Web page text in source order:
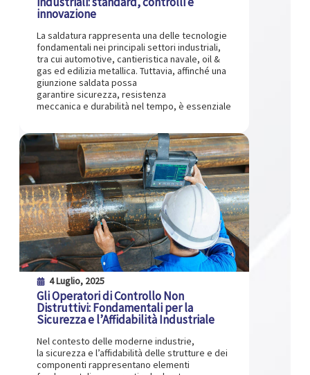
innovazione
La saldatura rappresenta una delle tecnologie
fondamentali nei principali settori industriali,
tra cui automotive, cantieristica navale, oil &
gas ed edilizia metallica. Tuttavia, affinché una
giunzione saldata possa
garantire sicurezza, resistenza
meccanica e durabilità nel tempo, è essenziale
4 Luglio, 2025
Gli Operatori di Controllo Non
Distruttivi: Fondamentali per la
Sicurezza e l’Affidabilità Industriale
Nel contesto delle moderne industrie,
la sicurezza e l’affidabilità delle strutture e dei
componenti rappresentano elementi